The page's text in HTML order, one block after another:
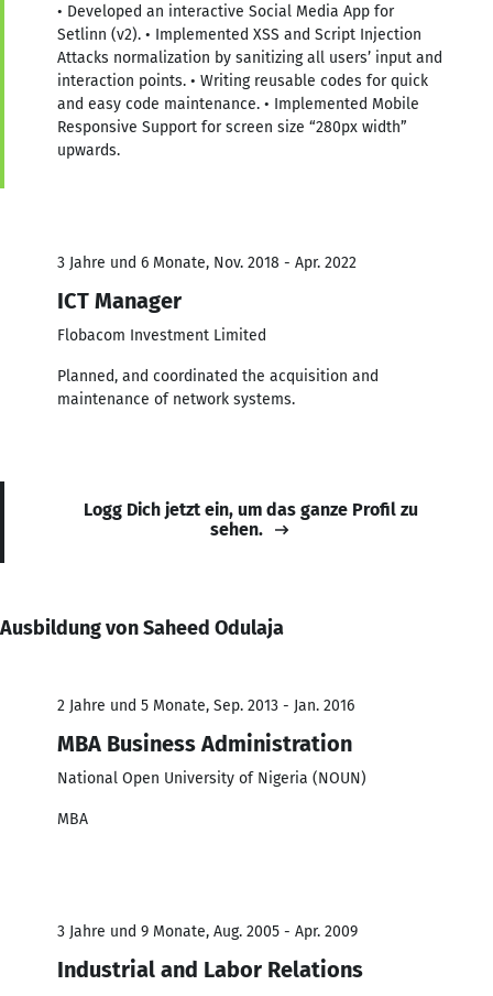
• Developed an interactive Social Media App for
Setlinn (v2). • Implemented XSS and Script Injection
Attacks normalization by sanitizing all users’ input and
interaction points. • Writing reusable codes for quick
and easy code maintenance. • Implemented Mobile
Responsive Support for screen size “280px width”
upwards.
3 Jahre und 6 Monate, Nov. 2018 - Apr. 2022
ICT Manager
Flobacom Investment Limited
Planned, and coordinated the acquisition and
maintenance of network systems.
Logg Dich jetzt ein, um das ganze Profil zu
sehen.
Ausbildung von Saheed Odulaja
2 Jahre und 5 Monate, Sep. 2013 - Jan. 2016
MBA Business Administration
National Open University of Nigeria (NOUN)
MBA
3 Jahre und 9 Monate, Aug. 2005 - Apr. 2009
Industrial and Labor Relations